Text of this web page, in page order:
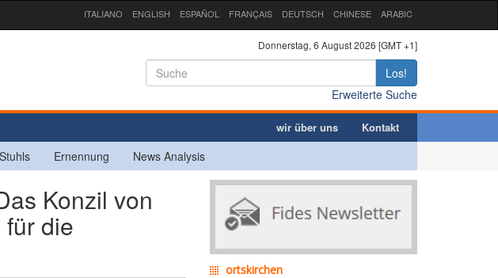
ITALIANO ENGLISH ESPAÑOL FRANÇAIS DEUTSCH CHINESE ARABIC
Donnerstag, 6 August 2026 [GMT +1]
Los!
Erweiterte Suche
wir über uns Kontakt
Ernennung News Analysis
Konzil von
die
ortskirchen